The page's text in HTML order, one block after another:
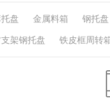
盘 金属料箱 钢托盘
架钢托盘 铁皮框周转